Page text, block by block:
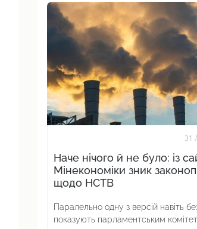
31
Наче нічого й не було: із
Мінекономіки зник
щодо НСТВ
Паралельно одну з версій навіть
показують парламентським